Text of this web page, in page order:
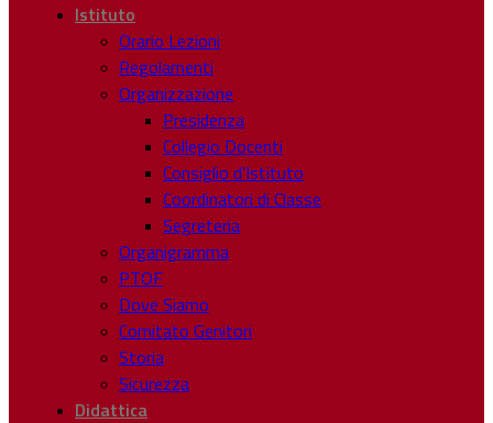
Istituto
Orario Lezioni
Regolamenti
Organizzazione
Presidenza
Collegio Docenti
Consiglio d’Istituto
Coordinatori di Classe
Segreteria
Organigramma
PTOF
Dove Siamo
Comitato Genitori
Storia
Sicurezza
Didattica